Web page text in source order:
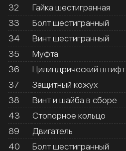
32
Гайка шестигранная
33
Болт шестигранный
34
Винт шестигранный
35
Муфта
36
Цилиндрический штифт
37
Защитный кожух
38
Винт и шайба в сборе
43
Стопорное кольцо
89
Двигатель
40
Болт шестигранный